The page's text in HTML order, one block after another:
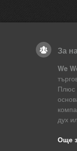
За
We
Плюс
дух
Още